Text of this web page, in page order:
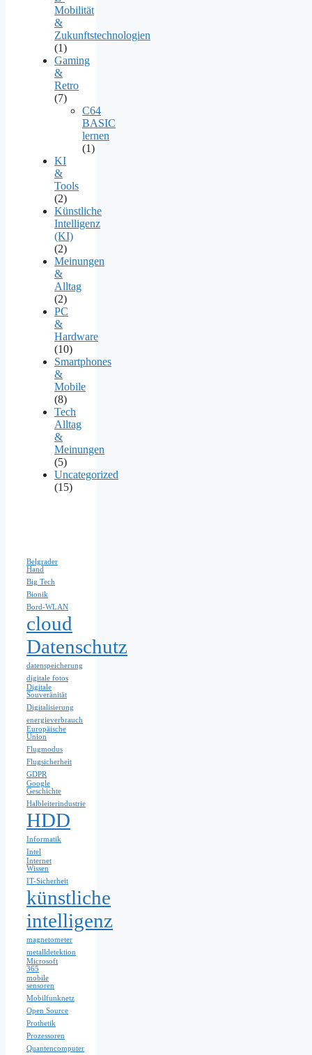
Mobilität
&
Zukunftstechnologien
(1)
Gaming
&
Retro
(7)
C64
BASIC
lernen
(1)
KI
&
Tools
(2)
Künstliche
Intelligenz
(KI)
(2)
Meinungen
&
Alltag
(2)
PC
&
Hardware
(10)
Smartphones
&
Mobile
(8)
Tech
Alltag
&
Meinungen
(5)
Uncategorized
(15)
Belgrader
Hand
Big Tech
Bionik
Bord-WLAN
cloud
Datenschutz
datenspeicherung
digitale fotos
Digitale
Souveränität
Digitalisierung
energieverbrauch
Europäische
Union
Flugmodus
Flugsicherheit
GDPR
Google
Geschichte
Halbleiterindustrie
HDD
Informatik
Intel
Internet
Wissen
IT-Sicherheit
künstliche
intelligenz
magnetometer
metalldetektion
Microsoft
365
mobile
sensoren
Mobilfunknetz
Open Source
Prothetik
Prozessoren
Quantencomputer